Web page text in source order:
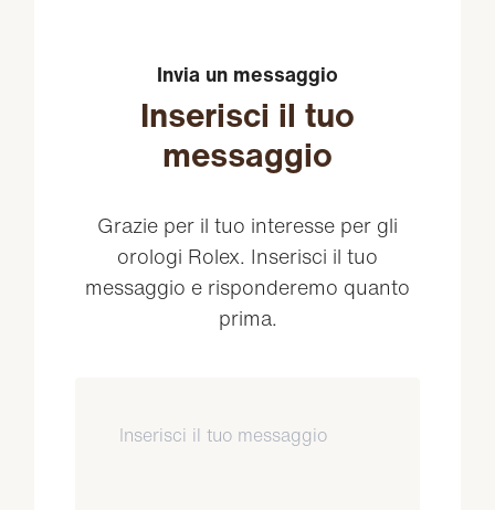
Invia un messaggio
Inserisci il tuo
messaggio
Grazie per il tuo interesse per gli
orologi Rolex. Inserisci il tuo
messaggio e risponderemo quanto
prima.